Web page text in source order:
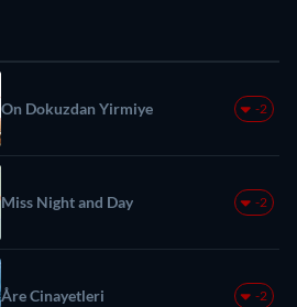
On Dokuzdan Yirmiye -2
Miss Night and Day -2
Åre Cinayetleri -2